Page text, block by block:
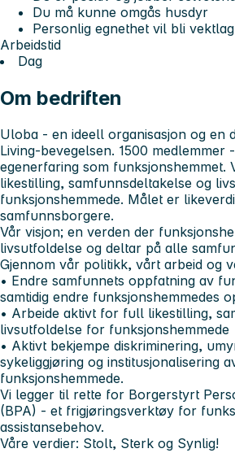
Du må kunne omgås husdyr
Personlig egnethet vil bli
Arbeidstid
Dag
Om bedriften
Uloba - en ideell organisasjon og en
Living-bevegelsen. 1500 medlemmer
egenerfaring som funksjonshemmet.
likestilling, samfunnsdeltakelse og
funksjonshemmede. Målet er
samfunnsborgere.
Vår visjon; en verden der
livsutfoldelse og deltar på alle
Gjennom vår politikk, vårt arbeid og
• Endre samfunnets oppfatning av
samtidig endre funksjonshemmedes
• Arbeide aktivt for full likestilling,
livsutfoldelse for funksjonshemmede
• Aktivt bekjempe diskriminering,
sykeliggjøring og institusjonalisering
funksjonshemmede.
Vi legger til rette for Borgerstyrt
(BPA) - et frigjøringsverktøy for
assistansebehov.
Våre verdier: Stolt, Sterk og Synlig!